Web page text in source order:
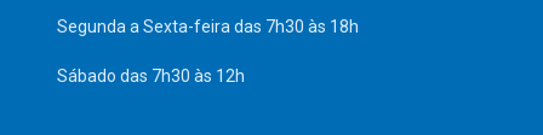
Segunda a Sexta-feira das 7h30 às 18h
Sábado das 7h30 às 12h